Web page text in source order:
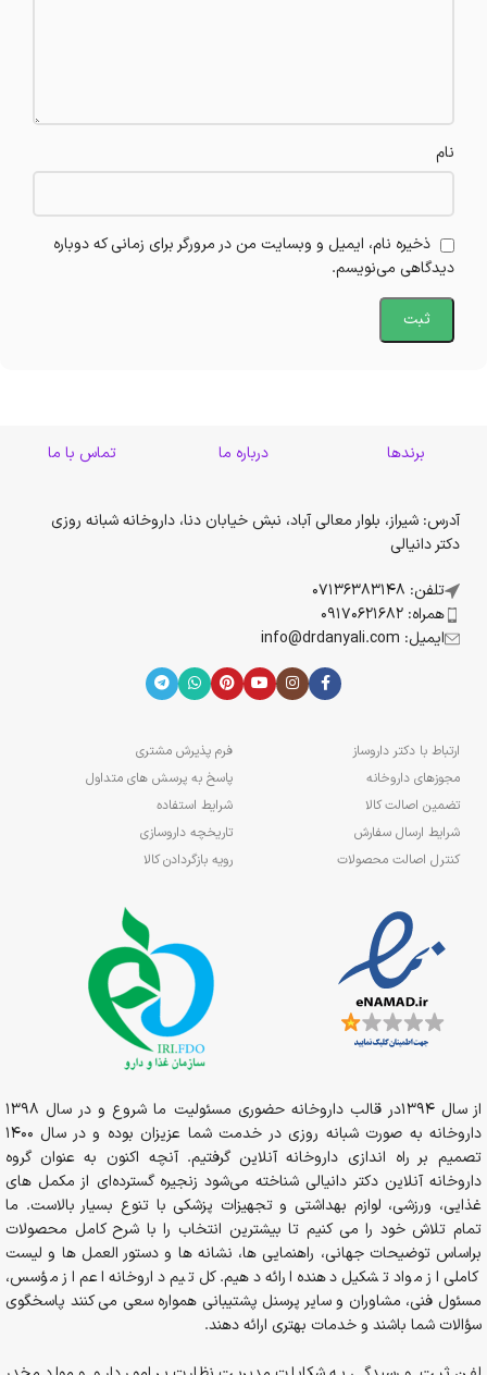
نام
ذخیره نام، ایمیل و وبسایت من در مرورگر برای زمانی که دوباره
دیدگاهی می‌نویسم.
برندها درباره ما تماس با ما
آدرس: شیراز، بلوار معالی آباد، نبش خیابان دنا، داروخانه شبانه روزی
دکتر دانیالی
تلفن: 07136383148
همراه: 09170621682
ایمیل: info@drdanyali.com
ارتباط با دکتر داروساز
مجوزهای داروخانه
تضمین اصالت کالا
شرایط ارسال سفارش
کنترل اصالت محصولات
فرم پذیرش مشتری
پاسخ به پرسش های متداول
شرایط استفاده
تاریخچه داروسازی
رویه بازگردادن کالا
از سال 1394در قالب داروخانه حضوری مسئولیت ما شروع و در سال 1398
داروخانه به صورت شبانه روزی در خدمت شما عزیزان بوده و در سال 1400
تصمیم بر راه اندازی داروخانه آنلاین گرفتیم. آنچه اکنون به عنوان گروه
داروخانه آنلاین دکتر دانیالی شناخته می‌شود زنجیره گسترده‌ای از مکمل های
غذایی، ورزشی، لوازم بهداشتی و تجهیزات پزشکی با تنوع بسیار بالاست. ما
تمام تلاش خود را می کنیم تا بیشترین انتخاب را با شرح کامل محصولات
براساس توضیحات جهانی، راهنمایی ها، نشانه ها و دستور العمل ها و لیست
کاملی از مواد تشکیل دهنده ارائه دهیم. کل تیم داروخانه اعم از مؤسس،
مسئول فنی، مشاوران و سایر پرسنل پشتیبانی همواره سعی می کنند پاسخگوی
سؤالات شما باشند و خدمات بهتری ارائه دهند.